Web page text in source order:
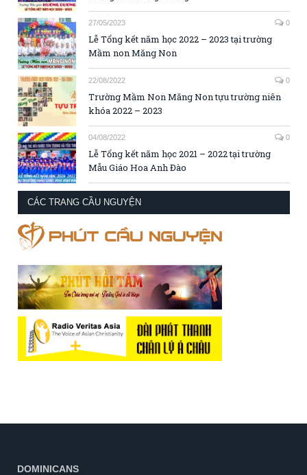
27/05/2023 0
Lễ Tổng kết năm học 2022 – 2023 tại trường
Mầm non Măng Non
22/08/2022 0
Trường Mầm Non Măng Non tựu trường niên
khóa 2022 – 2023
04/08/2022 0
Lễ Tổng kết năm học 2021 – 2022 tại trường
Mẫu Giáo Hoa Anh Đào
CÁC TRANG CẦU NGUYỆN
DOMINICANS